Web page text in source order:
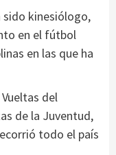
kinesiólogo,
en el fútbol
en las que ha
del
de la Juventud,
todo el país